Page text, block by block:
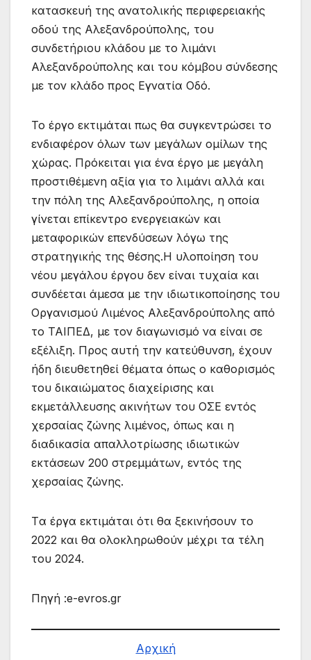
κατασκευή της ανατολικής περιφερειακής
οδού της Αλεξανδρούπολης, του
συνδετήριου κλάδου με το λιμάνι
Αλεξανδρούπολης και του κόμβου σύνδεσης
με τον κλάδο προς Εγνατία Οδό.
Το έργο εκτιμάται πως θα συγκεντρώσει το
ενδιαφέρον όλων των μεγάλων ομίλων της
χώρας. Πρόκειται για ένα έργο με μεγάλη
προστιθέμενη αξία για το λιμάνι αλλά και
την πόλη της Αλεξανδρούπολης, η οποία
γίνεται επίκεντρο ενεργειακών και
μεταφορικών επενδύσεων λόγω της
στρατηγικής της θέσης.Η υλοποίηση του
νέου μεγάλου έργου δεν είναι τυχαία και
συνδέεται άμεσα με την ιδιωτικοποίησης του
Οργανισμού Λιμένος Αλεξανδρούπολης από
το ΤΑΙΠΕΔ, με τον διαγωνισμό να είναι σε
εξέλιξη. Προς αυτή την κατεύθυνση, έχουν
ήδη διευθετηθεί θέματα όπως ο καθορισμός
του δικαιώματος διαχείρισης και
εκμετάλλευσης ακινήτων του ΟΣΕ εντός
χερσαίας ζώνης λιμένος, όπως και η
διαδικασία απαλλοτρίωσης ιδιωτικών
εκτάσεων 200 στρεμμάτων, εντός της
χερσαίας ζώνης.
Tα έργα εκτιμάται ότι θα ξεκινήσουν το
2022 και θα ολοκληρωθούν μέχρι τα τέλη
του 2024.
Πηγή :e-evros.gr
Αρχική